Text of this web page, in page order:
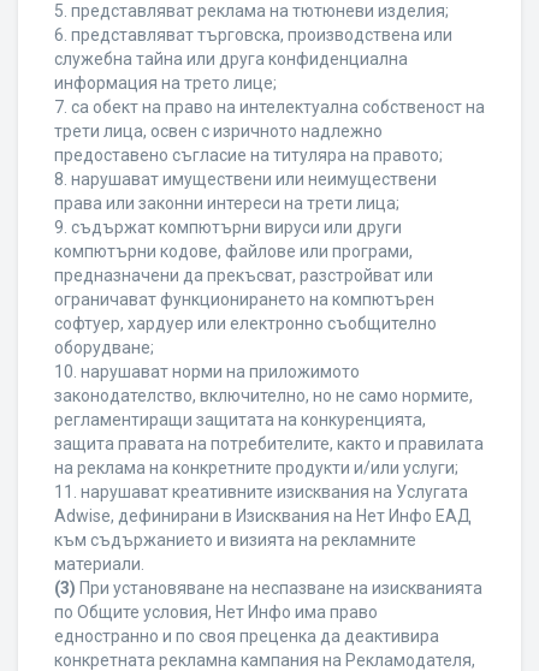
5. представляват реклама на тютюневи изделия;
6. представляват търговска, производствена или
служебна тайна или друга конфиденциална
информация на трето лице;
7. са обект на право на интелектуална собственост на
трети лица, освен с изричното надлежно
предоставено съгласие на титуляра на правото;
8. нарушават имуществени или неимуществени
права или законни интереси на трети лица;
9. съдържат компютърни вируси или други
компютърни кодове, файлове или програми,
предназначени да прекъсват, разстройват или
ограничават функционирането на компютърен
софтуер, хардуер или електронно съобщително
оборудване;
10. нарушават норми на приложимото
законодателство, включително, но не само нормите,
регламентиращи защитата на конкуренцията,
защита правата на потребителите, както и правилата
на реклама на конкретните продукти и/или услуги;
11. нарушават креативните изисквания на Услугата
Adwise, дефинирани в Изисквания на Нет Инфо ЕАД
към съдържанието и визията на рекламните
материали.
(3) При установяване на неспазване на изискванията
по Общите условия, Нет Инфо има право
едностранно и по своя преценка да деактивира
конкретната рекламна кампания на Рекламодателя,